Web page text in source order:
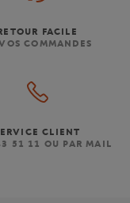
FACILE
COMMANDES
CLIENT
51 11 OU PAR MAIL